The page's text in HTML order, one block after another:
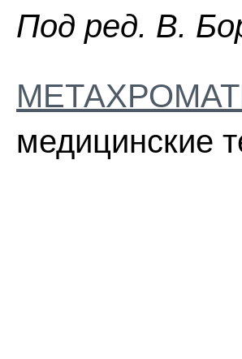
Пoд peд. B.
медицинские